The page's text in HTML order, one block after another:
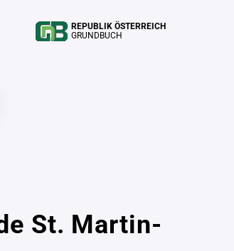
REPUBLIK ÖSTERREICH
GRUNDBUCH
St. Martin-